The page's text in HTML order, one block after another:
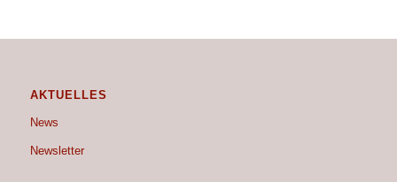
AKTUELLES
News
Newsletter